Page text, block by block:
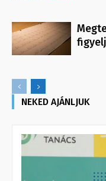
NEKED AJÁNLJUK